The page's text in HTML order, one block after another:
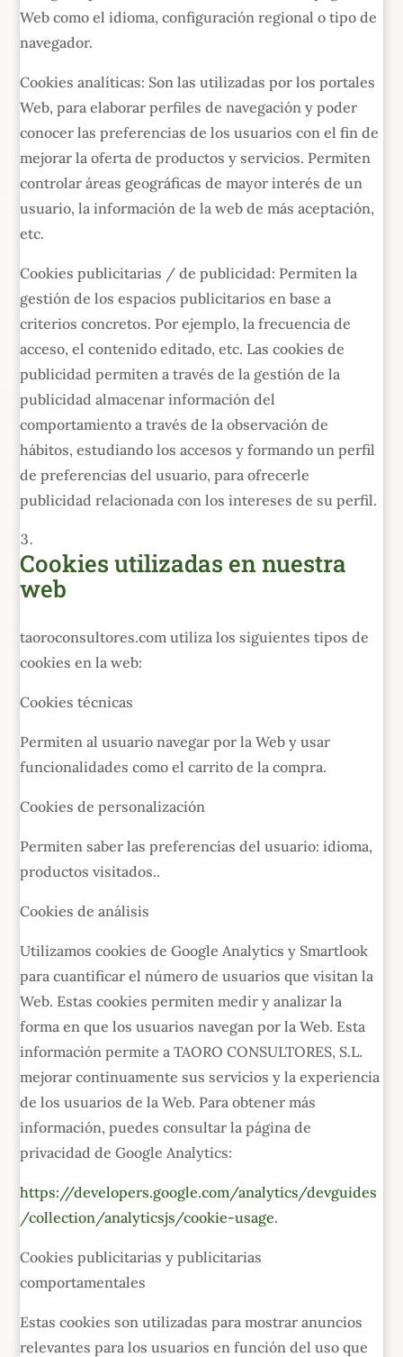
Web como el idioma, configuración regional o tipo de
navegador.
Cookies analíticas: Son las utilizadas por los portales
Web, para elaborar perfiles de navegación y poder
conocer las preferencias de los usuarios con el fin de
mejorar la oferta de productos y servicios. Permiten
controlar áreas geográficas de mayor interés de un
usuario, la información de la web de más aceptación,
etc.
Cookies publicitarias / de publicidad: Permiten la
gestión de los espacios publicitarios en base a
criterios concretos. Por ejemplo, la frecuencia de
acceso, el contenido editado, etc. Las cookies de
publicidad permiten a través de la gestión de la
publicidad almacenar información del
comportamiento a través de la observación de
hábitos, estudiando los accesos y formando un perfil
de preferencias del usuario, para ofrecerle
publicidad relacionada con los intereses de su perfil.
Cookies utilizadas en nuestra
web
taoroconsultores.com utiliza los siguientes tipos de
cookies en la web:
Cookies técnicas
Permiten al usuario navegar por la Web y usar
funcionalidades como el carrito de la compra.
Cookies de personalización
Permiten saber las preferencias del usuario: idioma,
productos visitados..
Cookies de análisis
Utilizamos cookies de Google Analytics y Smartlook
para cuantificar el número de usuarios que visitan la
Web. Estas cookies permiten medir y analizar la
forma en que los usuarios navegan por la Web. Esta
información permite a TAORO CONSULTORES, S.L.
mejorar continuamente sus servicios y la experiencia
de los usuarios de la Web. Para obtener más
información, puedes consultar la página de
privacidad de Google Analytics:
https://developers.google.com/analytics/devguides
/collection/analyticsjs/cookie-usage.
Cookies publicitarias y publicitarias
comportamentales
Estas cookies son utilizadas para mostrar anuncios
relevantes para los usuarios en función del uso que